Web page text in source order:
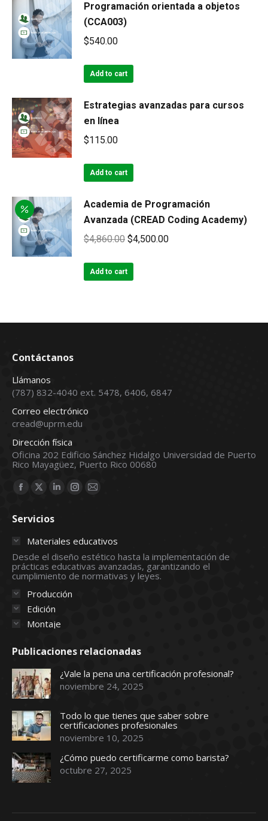
Programación orientada a objetos
(CCA003)
$540.00
Add to cart
Estrategias avanzadas para cursos
en línea
$115.00
Add to cart
Academia de Programación
Avanzada (CREAD Coding Academy)
$4,860.00 Original
was:
$4,500.00Current
Add to cart
Contáctanos
Llámanos
(787) 832-4040 ext. 5478, 6406, 6847
Correo electrónico
cread@uprm.edu
Dirección física
Oficina 202 Edificio Sánchez Hidalgo Universidad de Puerto
Rico Mayagüez, Puerto Rico 00680
Find us on:
Facebook
opens
new
window
X
opens
in
new
window
Linkedin
in
new
window
Instagram
in
new
window
Mail
in
new
window
Servicios
Materiales educativos
Desde el diseño estético hasta la implementación de
prácticas educativas avanzadas, garantizando el
cumplimiento de normativas y leyes.
Producción
Edición
Montaje
Publicaciones relacionadas
¿Vale la pena una certificación profesional?
noviembre 24, 2025
Todo lo que tienes que saber sobre
certificaciones profesionales
noviembre 10, 2025
¿Cómo puedo certificarme como barista?
octubre 27, 2025